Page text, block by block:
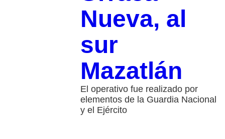
Nueva, al
sur
Mazatlán
El operativo fue realizado por
elementos de la Guardia Nacional
y el Ejército